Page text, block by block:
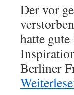
Der vor
hatte
Berliner